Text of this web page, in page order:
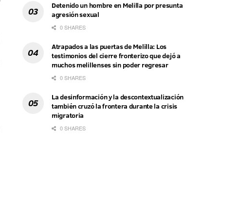
Detenido un hombre en Melilla por presunta
agresión sexual
0 SHARES
Atrapados a las puertas de Melilla: Los
testimonios del cierre fronterizo que dejó a
muchos melillenses sin poder regresar
0 SHARES
La desinformación y la descontextualización
también cruzó la frontera durante la crisis
migratoria
0 SHARES